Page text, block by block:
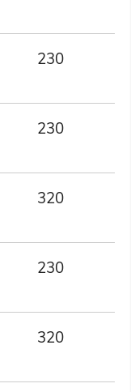
230
230
320
230
320